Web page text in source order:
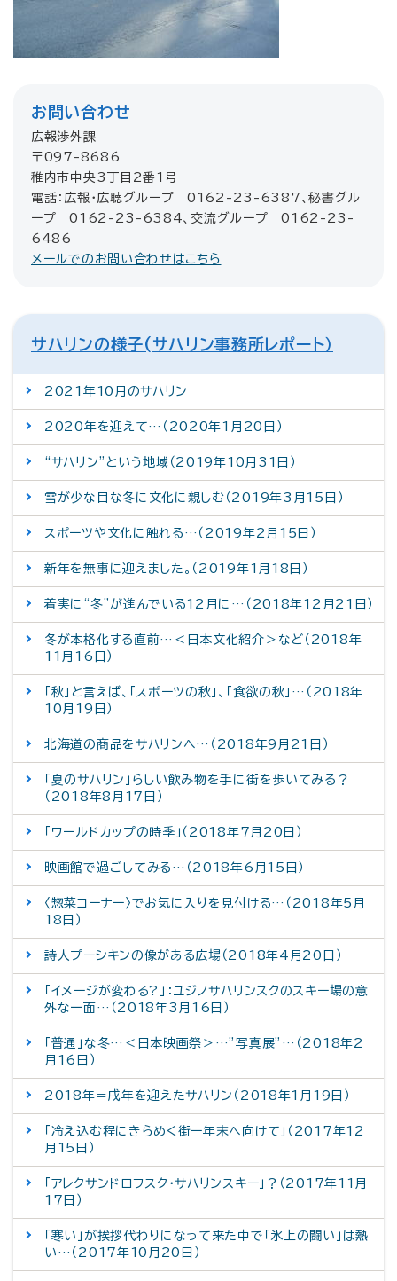
お問い合わせ
広報渉外課
〒097-8686
稚内市中央3丁目2番1号
電話：広報・広聴グループ 0162-23-6387、秘書グル
ープ 0162-23-6384、交流グループ 0162-23-
6486
メールでのお問い合わせはこちら
サハリンの様子(サハリン事務所レポート）
2021年10月のサハリン
2020年を迎えて…（2020年1月20日）
“サハリン”という地域（2019年10月31日）
雪が少な目な冬に文化に親しむ（2019年3月15日）
スポーツや文化に触れる…（2019年2月15日）
新年を無事に迎えました。（2019年1月18日）
着実に“冬”が進んでいる12月に…（2018年12月21日）
冬が本格化する直前…＜日本文化紹介＞など（2018年
11月16日）
「秋」と言えば、「スポーツの秋」、「食欲の秋」…（2018年
10月19日）
北海道の商品をサハリンへ…（2018年9月21日）
「夏のサハリン」らしい飲み物を手に街を歩いてみる？
（2018年8月17日）
「ワールドカップの時季」（2018年7月20日）
映画館で過ごしてみる…（2018年6月15日）
〈惣菜コーナー〉でお気に入りを見付ける…（2018年5月
18日）
詩人プーシキンの像がある広場（2018年4月20日）
「イメージが変わる?」：ユジノサハリンスクのスキー場の意
外な一面…（2018年3月16日）
「普通」な冬…＜日本映画祭＞…”写真展”…（2018年2
月16日）
2018年＝戌年を迎えたサハリン（2018年1月19日）
「冷え込む程にきらめく街ー年末へ向けて」（2017年12
月15日）
「アレクサンドロフスク・サハリンスキー」？（2017年11月
17日）
「寒い」が挨拶代わりになって来た中で「氷上の闘い」は熱
い…（2017年10月20日）